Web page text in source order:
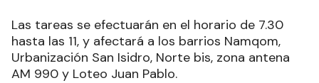
Las tareas se efectuarán en el horario de 7.30
hasta las 11, y afectará a los barrios Namqom,
Urbanización San Isidro, Norte bis, zona antena
AM 990 y Loteo Juan Pablo.